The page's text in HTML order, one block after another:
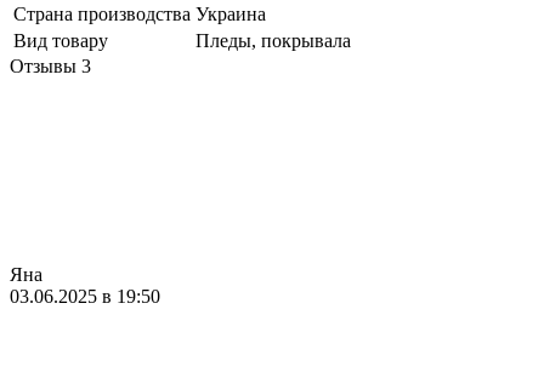
Страна производства Украина
Вид товару
Пледы, покрывала
Отзывы 3
Яна
03.06.2025 в 19:50